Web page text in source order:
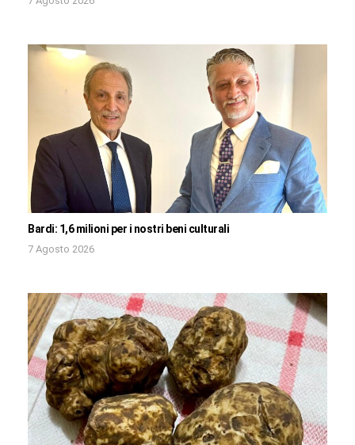
Bardi: 1,6 milioni per i nostri beni culturali
7 Agosto 2026